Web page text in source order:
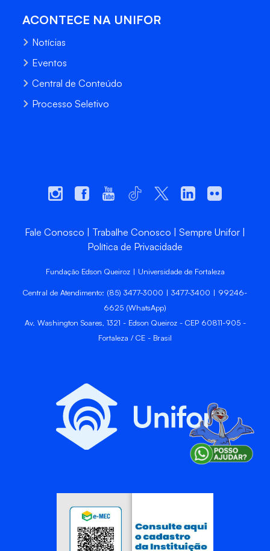
ACONTECE NA UNIFOR
Notícias
Eventos
Central de Conteúdo
Processo Seletivo
Fale Conosco Trabalhe Conosco
Sempre Unifor
Política de Privacidade
Fundação Edson Queiroz | Universidade de Fortaleza
Central de Atendimento: (85) 3477-3000 | 3477-3400 | 99246-
6625 (WhatsApp)
Av. Washington Soares, 1321 - Edson Queiroz - CEP 60811-905 -
Fortaleza / CE - Brasil